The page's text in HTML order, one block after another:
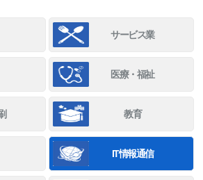
サービス業
医療・福祉
教育
IT情報通信